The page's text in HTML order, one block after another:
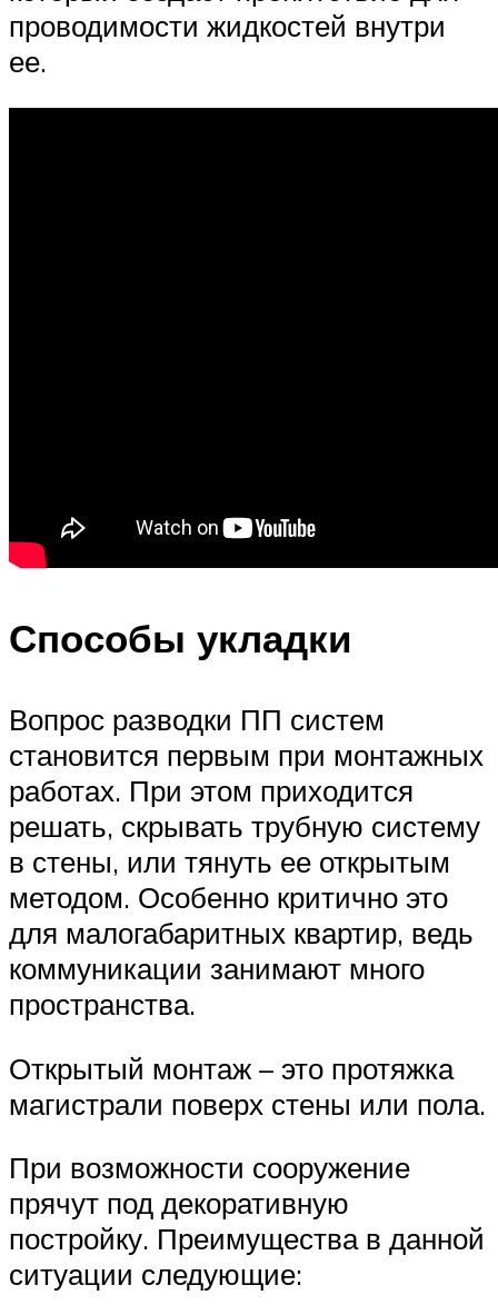
проводимости жидкостей внутри
ее.
Способы укладки
Вопрос разводки ПП систем
становится первым при монтажных
работах. При этом приходится
решать, скрывать трубную систему
в стены, или тянуть ее открытым
методом. Особенно критично это
для малогабаритных квартир, ведь
коммуникации занимают много
пространства.
Открытый монтаж – это протяжка
магистрали поверх стены или пола.
При возможности сооружение
прячут под декоративную
постройку. Преимущества в данной
ситуации следующие: